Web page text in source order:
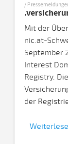
/
Mit der
nic.at-
September
Interest
Registry.
der